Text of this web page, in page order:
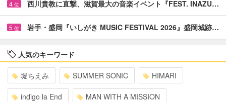
4 位 西川貴教に直撃、滋賀最大の音楽イベント『FEST. INAZU…
5 位 岩手・盛岡『いしがき MUSIC FESTIVAL 2026』盛岡城跡…
人気のキーワード
堀ちえみ SUMMER SONIC HIMARI
indigo la End MAN WITH A MISSION